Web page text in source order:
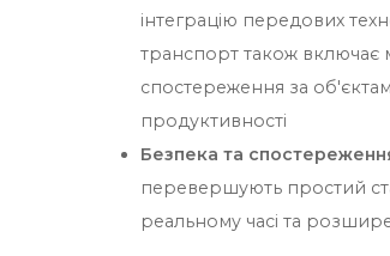
інтеграцію передових
транспорт також включає
спостереження за
продуктивності
Безпека та
перевершують простий
реальному часі та